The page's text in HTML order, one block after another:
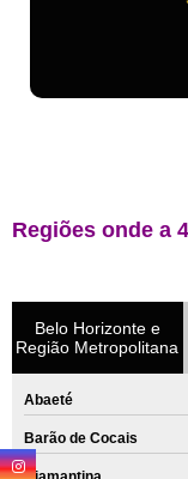
Regiões onde a
Belo Horizonte e
Região Metropolitana
Abaeté
Barão de Cocais